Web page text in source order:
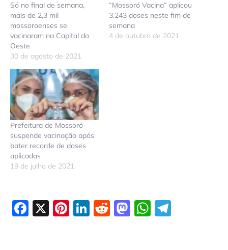
Só no final de semana,
mais de 2,3 mil
mossoroenses se
vacinaram na Capital do
Oeste
30 de agosto de 2021
“Mossoró Vacina” aplicou
3.243 doses neste fim de
semana
4 de outubro de 2021
Prefeitura de Mossoró
suspende vacinação após
bater recorde de doses
aplicadas
19 de julho de 2021
Facebook
X Pinterest
LinkedIn
Reddit
Mastodon